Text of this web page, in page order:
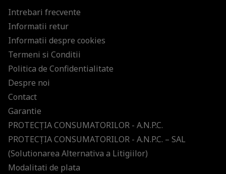
Intrebari frecvente
Informatii retur
Informatii despre cookies
Termeni si Conditii
Politica de Confidentialitate
Despre noi
Contact
Garantie
PROTECŢIA CONSUMATORILOR - A.N.P.C.
PROTECŢIA CONSUMATORILOR - A.N.P.C. – SAL
(Solutionarea Alternativa a Litigiilor)
Modalitati de plata